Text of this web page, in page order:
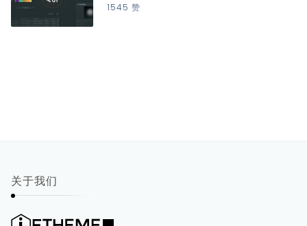
1545 赞
关于我们